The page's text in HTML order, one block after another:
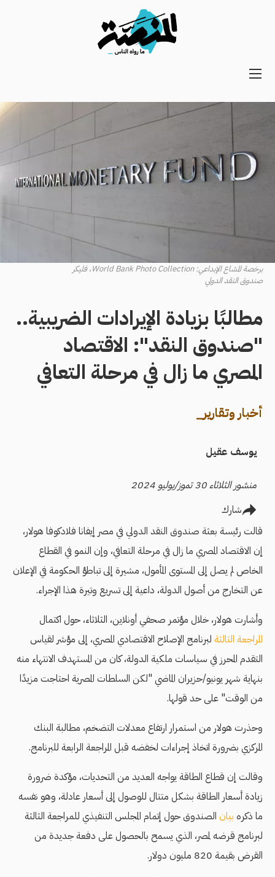
Main
Secondary
Navigation
برخصة المشاع الإبداعي: World Bank Photo Collection، فليكر
صندوق النقد الدولي
مطالبًا بزيادة الإيرادات الضريبية..
"صندوق النقد": الاقتصاد
المصري ما زال في مرحلة التعافي
أخبار وتقارير_
يوسف عقيل
منشور الثلاثاء 30 تموز/يوليو 2024
شارك
قالت رئيسة بعثة صندوق النقد الدولي في مصر إيفانا فلادكوفا هولار،
إن الاقتصاد المصري ما زال في مرحلة التعافي، وإن النمو في القطاع
الخاص لم يصل إلى المستوى المأمول، مشيرة إلى تباطؤ الحكومة في الإعلان
عن التخارج من أصول الدولة، داعية إلى تسريع وتيرة هذا الإجراء.
وأشارت هولار، خلال مؤتمر صحفي أونلاين، الثلاثاء، حول اكتمال
المراجعة الثالثة لبرنامج الإصلاح الاقتصادي المصري، إلى مؤشر لقياس
التقدم المحرز في سياسات ملكية الدولة، كان من المستهدف الانتهاء منه
بنهاية شهر يونيو/حزيران الماضي "لكن السلطات المصرية احتاجت مزيدًا
من الوقت" على حد قولها.
وحذرت هولار من استمرار ارتفاع معدلات التضخم، مطالبة البنك
المركزي بضرورة اتخاذ إجراءات لخفضه قبل المراجعة الرابعة للبرنامج.
وقالت إن قطاع الطاقة يواجه العديد من التحديات، مؤكدة ضرورة
زيادة أسعار الطاقة بشكل متتال للوصول إلى أسعار عادلة، وهو نفسه
ما ذكره بيان الصندوق حول إتمام المجلس التنفيذي للمراجعة الثالثة
لبرنامج قرضه لمصر، الذي يسمح بالحصول على دفعة جديدة من
القرض بقيمة 820 مليون دولار.